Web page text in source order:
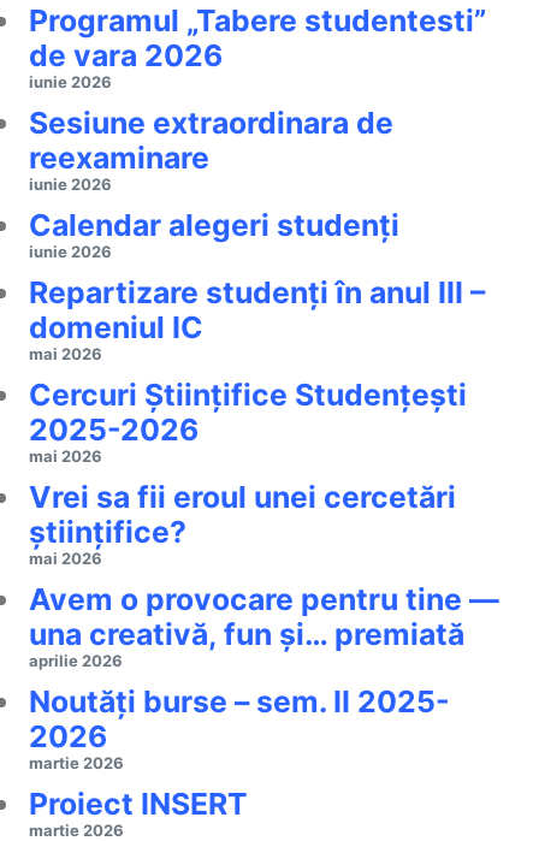
Programul „Tabere studentesti”
de vara 2026
iunie 2026
Sesiune extraordinara de
reexaminare
iunie 2026
Calendar alegeri studenți
iunie 2026
Repartizare studenți în anul III –
domeniul IC
mai 2026
Cercuri Ştiinţifice Studenţeşti
2025-2026
mai 2026
Vrei sa fii eroul unei cercetări
științifice?
mai 2026
Avem o provocare pentru tine —
una creativă, fun și… premiată
aprilie 2026
Noutăți burse – sem. II 2025-
2026
martie 2026
Proiect INSERT
martie 2026